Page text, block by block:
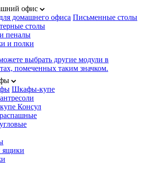
офис
домашнего офиса Письменные столы
столы
пеналы
и полки
выбрать другие модули в
помеченных таким значком.
Шкафы-купе
Консул
ящики